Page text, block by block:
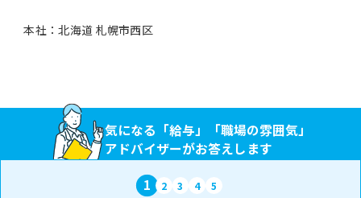
本社：北海道 札幌市西区
気になる「給与」「職場の雰囲気」
アドバイザーがお答えします
1 2 3 4 5